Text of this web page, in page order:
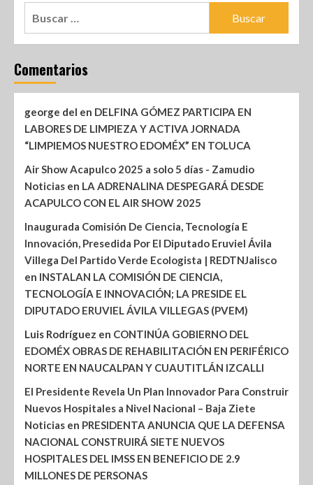
Comentarios
george del en DELFINA GÓMEZ PARTICIPA EN
LABORES DE LIMPIEZA Y ACTIVA JORNADA
“LIMPIEMOS NUESTRO EDOMÉX” EN TOLUCA
Air Show Acapulco 2025 a solo 5 días - Zamudio
Noticias en LA ADRENALINA DESPEGARÁ DESDE
ACAPULCO CON EL AIR SHOW 2025
Inaugurada Comisión De Ciencia, Tecnología E
Innovación, Presedida Por El Diputado Eruviel Ávila
Villega Del Partido Verde Ecologista | REDTNJalisco
en INSTALAN LA COMISIÓN DE CIENCIA,
TECNOLOGÍA E INNOVACIÓN; LA PRESIDE EL
DIPUTADO ERUVIEL ÁVILA VILLEGAS (PVEM)
Luis Rodríguez en CONTINÚA GOBIERNO DEL
EDOMÉX OBRAS DE REHABILITACIÓN EN PERIFÉRICO
NORTE EN NAUCALPAN Y CUAUTITLÁN IZCALLI
El Presidente Revela Un Plan Innovador Para Construir
Nuevos Hospitales a Nivel Nacional – Baja Ziete
Noticias en PRESIDENTA ANUNCIA QUE LA DEFENSA
NACIONAL CONSTRUIRÁ SIETE NUEVOS
HOSPITALES DEL IMSS EN BENEFICIO DE 2.9
MILLONES DE PERSONAS